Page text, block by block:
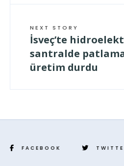
NEXT STORY
İsveç’te
santralde
üretim durdu
FACEBOOK